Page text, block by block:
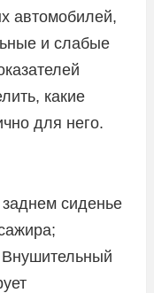
автомобилей,
и слабые
какие
для него.
сиденье
Внушительный